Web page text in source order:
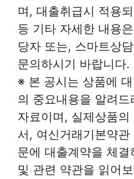
며, 대출취급시 적용
등 기타 자세한 내용
당자 또는, 스마트상
문의하시기 바랍니다.
※ 본 공시는 상품에
의 중요내용을 알려드
자료이며, 실제상품
서, 여신거래기본약
문에 대출계약을 체
및 관련 약관을 읽어